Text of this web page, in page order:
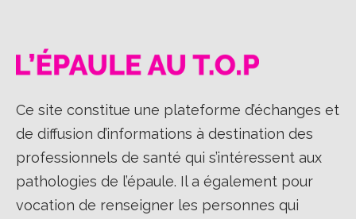
Ce site constitue une plateforme d’échanges et
de diffusion d’informations à destination des
professionnels de santé qui s’intéressent aux
pathologies de l’épaule. Il a également pour
vocation de renseigner les personnes qui